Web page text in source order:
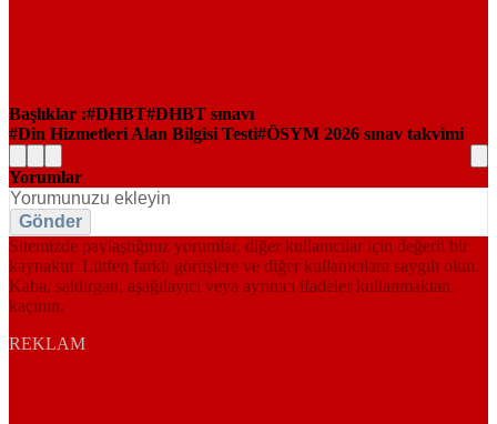
Başlıklar : DHBT DHBT sınavı
Din Hizmetleri Alan Bilgisi Testi ÖSYM 2026 sınav takvimi
Yorumlar
Gönder
Sitemizde paylaştığınız yorumlar, diğer kullanıcılar için değerli bir
kaynaktır. Lütfen farklı görüşlere ve diğer kullanıcılara saygılı olun.
Kaba, saldırgan, aşağılayıcı veya ayrımcı ifadeler kullanmaktan
kaçının.
REKLAM